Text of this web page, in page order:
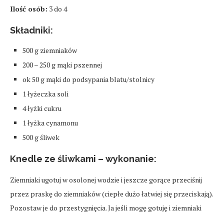
Ilość osób: 3 do 4
Składniki:
500 g ziemniaków
200 – 250 g mąki pszennej
ok 50 g mąki do podsypania blatu/stolnicy
1 łyżeczka soli
4 łyżki cukru
1 łyżka cynamonu
500 g śliwek
Knedle ze śliwkami – wykonanie:
Ziemniaki ugotuj w osolonej wodzie i jeszcze gorące przeciśnij
przez praskę do ziemniaków (ciepłe dużo łatwiej się przeciskają).
Pozostaw je do przestygnięcia. Ja jeśli mogę gotuję i ziemniaki